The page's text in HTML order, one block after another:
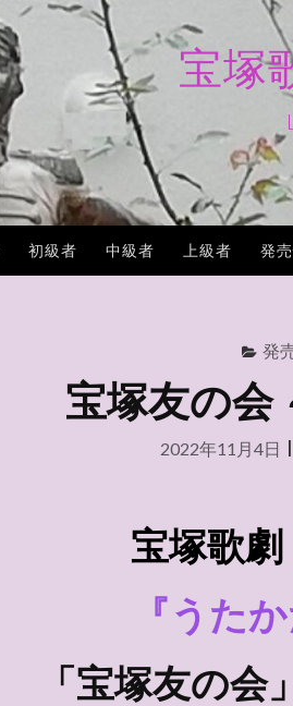
宝塚
初級者 中級者 上級者 発
発
宝塚友の会
2022年11月4日
宝塚歌劇
『うた
「宝塚友の会